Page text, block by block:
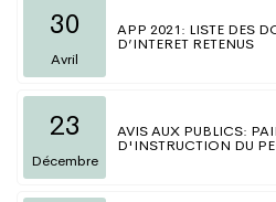
30
Avril
APP 2021: LISTE DES
D’INTERET RETENUS
23
Décembre
AVIS AUX PUBLICS:
D'INSTRUCTION DU